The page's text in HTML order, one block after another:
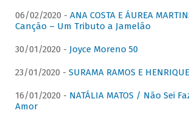
06/02/2020 - ANA COSTA E ÁUREA
Canção – Um Tributo a Jamelão
30/01/2020 - Joyce Moreno 50
23/01/2020 - SURAMA RAMOS E
16/01/2020 - NATÁLIA MATOS / Não Sei
Amor